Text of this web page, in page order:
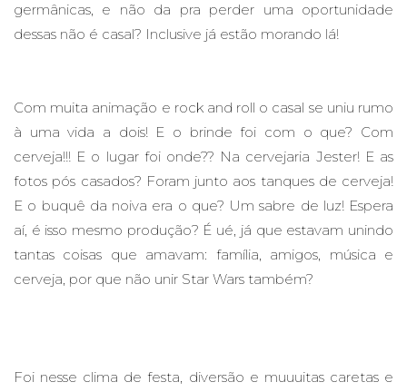
germânicas, e não da pra perder uma oportunidade
dessas não é casal? Inclusive já estão morando lá!
Com muita animação e rock and roll o casal se uniu rumo
à uma vida a dois! E o brinde foi com o que? Com
cerveja!!! E o lugar foi onde?? Na cervejaria Jester! E as
fotos pós casados? Foram junto aos tanques de cerveja!
E o buquê da noiva era o que? Um sabre de luz! Espera
aí, é isso mesmo produção? É ué, já que estavam unindo
tantas coisas que amavam: família, amigos, música e
cerveja, por que não unir Star Wars também?
Foi nesse clima de festa, diversão e muuuitas caretas e